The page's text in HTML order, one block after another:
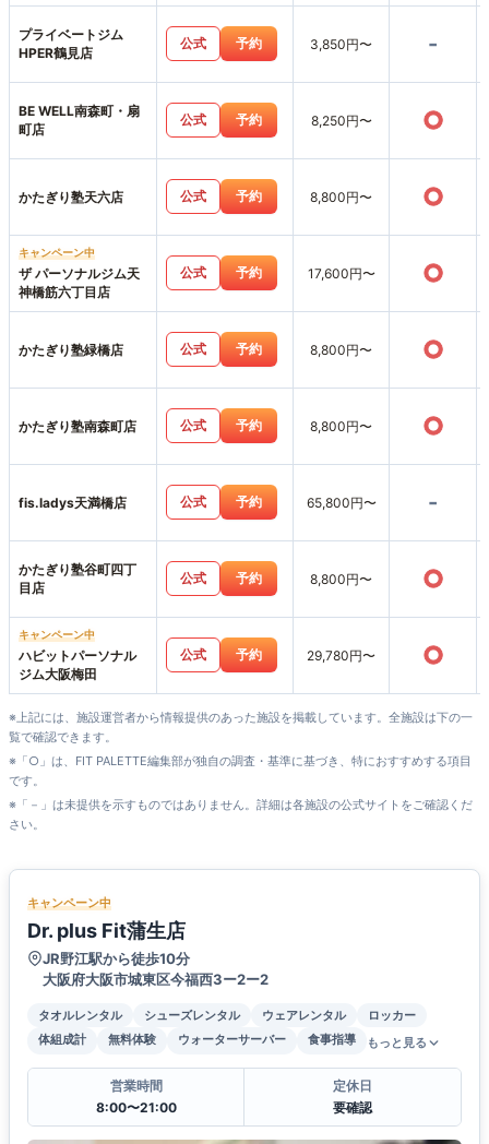
プライベートジム
HPER鶴見店
公式 予約 3,850円〜 -
BE WELL南森町・扇
町店
公式 予約 8,250円〜 ○
かたぎり塾天六店 公式 予約 8,800円〜 ○
キャンペーン中
ザ パーソナルジム天
神橋筋六丁目店
公式 予約 17,600円〜 ○
かたぎり塾緑橋店 公式 予約 8,800円〜 ○
かたぎり塾南森町店 公式 予約 8,800円〜 ○
fis.ladys天満橋店 公式 予約 65,800円〜 -
かたぎり塾谷町四丁
目店
公式 予約 8,800円〜 ○
キャンペーン中
ハビットパーソナル
ジム大阪梅田
公式 予約 29,780円〜 ○
※上記には、施設運営者から情報提供のあった施設を掲載しています。全施設は下の一
覧で確認できます。
※「○」は、FIT PALETTE編集部が独自の調査・基準に基づき、特におすすめする項目
です。
※「－」は未提供を示すものではありません。詳細は各施設の公式サイトをご確認くだ
さい。
キャンペーン中
Dr. plus Fit蒲生店
JR野江駅から徒歩10分
大阪府大阪市城東区今福西3ー2ー2
タオルレンタル シューズレンタル ウェアレンタル
ロッカー
体組成計
無料体験 ウォーターサーバー 食事指導 もっと見る
営業時間
8:00〜21:00
定休日
要確認